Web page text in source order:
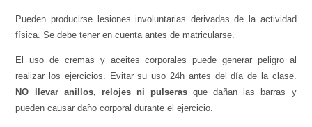
Pueden producirse lesiones involuntarias derivadas de la actividad
física. Se debe tener en cuenta antes de matricularse.
El uso de cremas y aceites corporales puede generar peligro al
realizar los ejercicios. Evitar su uso 24h antes del día de la clase.
NO llevar anillos, relojes ni pulseras que dañan las barras y
pueden causar daño corporal durante el ejercicio.